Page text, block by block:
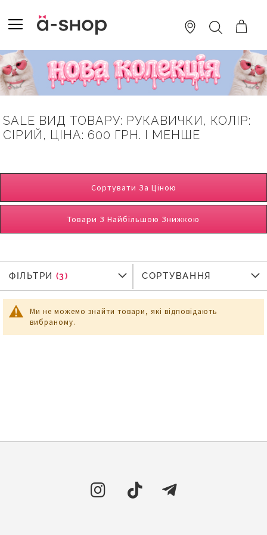
TO
CONTENT
ПОШУК
SALE ВИД ТОВАРУ: РУКАВИЧКИ, КОЛІР:
СІРИЙ, ЦІНА: 600 ГРН. І МЕНШЕ
Сортувати За Ціною
Товари З Найбільшою Знижкою
Ми не можемо знайти товари, які відповідають
вибраному.
ФІЛЬТРИ
ФІЛЬТРИ СОРТУВАННЯ